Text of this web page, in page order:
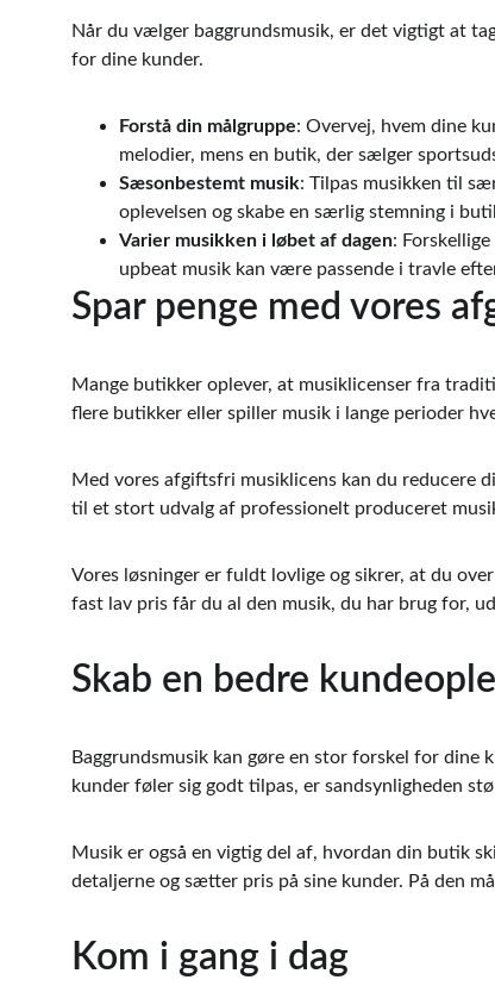
Når du vælger baggrundsmusik, er det vigtigt at
for dine kunder.
Forstå din målgruppe: Overvej, hvem dine
melodier, mens en butik, der sælger
Sæsonbestemt musik: Tilpas musikken til
oplevelsen og skabe en særlig stemning i
Varier musikken i løbet af dagen:
upbeat musik kan være passende i travle
Spar penge med vores
Mange butikker oplever, at musiklicenser fra
flere butikker eller spiller musik i lange perioder
Med vores afgiftsfri musiklicens kan du reducere
til et stort udvalg af professionelt produceret
Vores løsninger er fuldt lovlige og sikrer, at du
fast lav pris får du al den musik, du har brug for,
Skab en bedre
Baggrundsmusik kan gøre en stor forskel for dine
kunder føler sig godt tilpas, er sandsynligheden
Musik er også en vigtig del af, hvordan din butik
detaljerne og sætter pris på sine kunder. På den
Kom i gang i dag